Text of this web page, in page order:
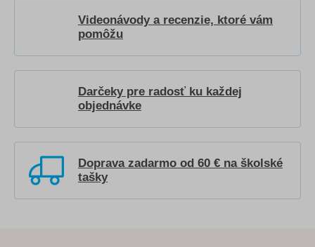
Videonávody a recenzie, ktoré vám
pomôžu
Darčeky pre radosť ku každej
objednávke
Doprava zadarmo od 60 € na školské
tašky